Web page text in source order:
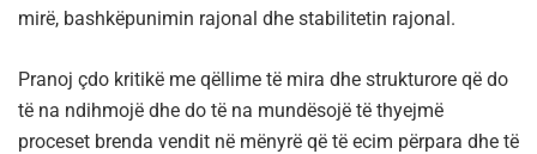
mirë, bashkëpunimin rajonal dhe stabilitetin rajonal.
Pranoj çdo kritikë me qëllime të mira dhe strukturore që do
të na ndihmojë dhe do të na mundësojë të thyejmë
proceset brenda vendit në mënyrë që të ecim përpara dhe të